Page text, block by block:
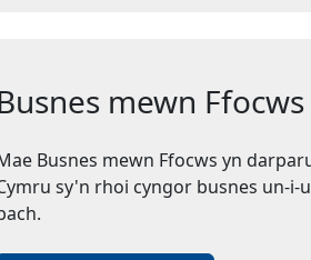
mewn Ffocws
Busnes mewn Ffocws yn
sy'n rhoi cyngor busnes un-